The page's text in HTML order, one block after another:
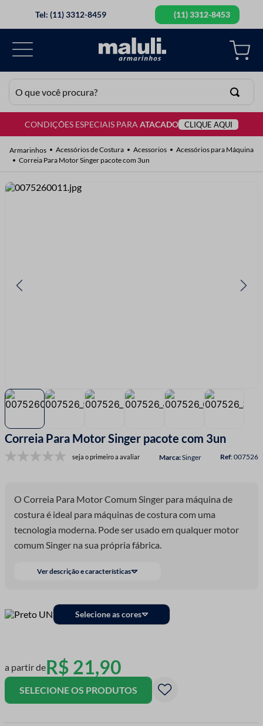
Tel: (11) 3312-8459 (11) 3312-8453
O que você procura?
CONDIÇÕES ESPECIAIS PARAATACADO CLIQUE AQUI
Acessórios de Costura Acessorios
Acessórios para Máquina
Correia Para Motor Singer pacote com 3un
Correia Para Motor Singer pacote com 3un
seja o primeiro a avaliar Singer :007526
O Correia Para Motor Comum Singer para máquina de
costura é ideal para máquinas de costura com uma
tecnologia moderna. Pode ser usado em qualquer motor
comum Singer na sua própria fábrica.
Ver descrição e características
Selecione as cores
a partir deR$ 21,90
SELECIONE OS PRODUTOS
TERMOS MAIS BUSCADOS
2º
barbante
3º
botão
8º